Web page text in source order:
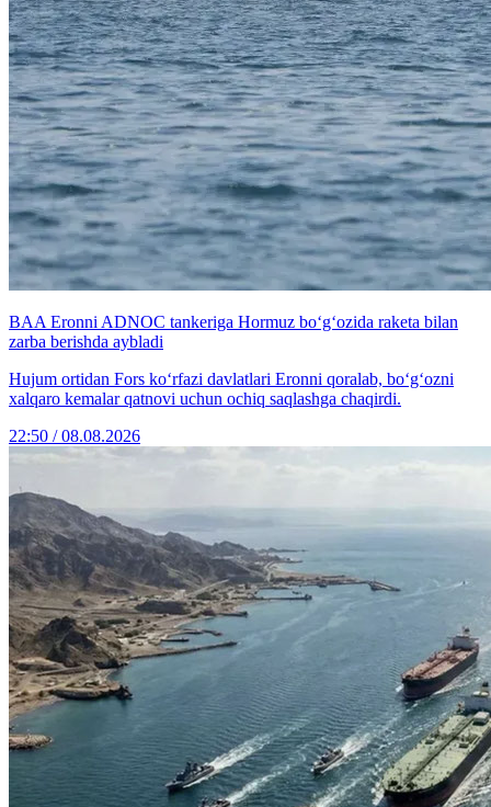
BAA Eronni ADNOC tankeriga Hormuz bo‘g‘ozida raketa bilan
zarba berishda aybladi
Hujum ortidan Fors ko‘rfazi davlatlari Eronni qoralab, bo‘g‘ozni
xalqaro kemalar qatnovi uchun ochiq saqlashga chaqirdi.
22:50 / 08.08.2026